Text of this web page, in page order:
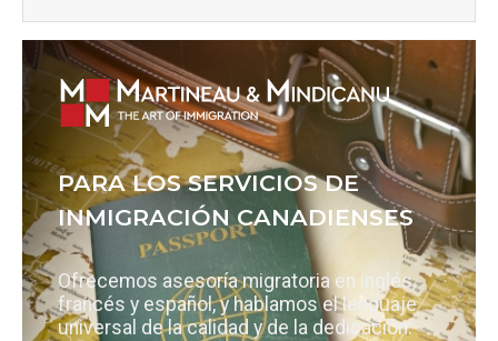
PARA LOS SERVICIOS DE
INMIGRACIÓN CANADIENSES
Ofrecemos asesoría migratoria en inglés,
francés y español, y hablamos el lenguaje
universal de la calidad y de la dedicación.